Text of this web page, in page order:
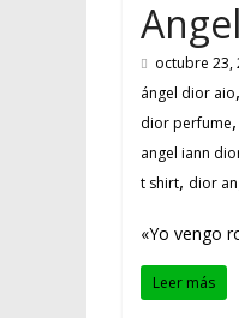
octubre 23,
ángel dior aio,
dior perfume,
angel iann
t shirt, dior
«Yo vengo
Leer más